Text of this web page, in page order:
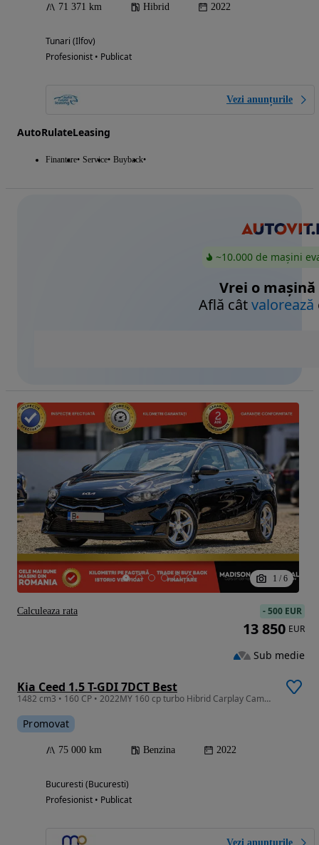
71 371 km Hibrid 2022
Tunari (Ilfov)
Profesionist • Publicat
Vezi anunțurile
AutoRulateLeasing
Finantare Service Buyback
~10.000 de mașini
Vrei o mașină
Află câtvalorează
1 / 6
Kia Ceed 1.5 T-GDI 7DCT Best
1482 cm3 • 160 CP • 2022MY 160 cp turbo Hibrid Carplay Camera
Promovat
75 000 km Benzina 2022
Bucuresti (Bucuresti)
Profesionist • Publicat
Vezi anunțurile
-500 EUR
13 850 EUR
Sub medie
Calculeaza rata